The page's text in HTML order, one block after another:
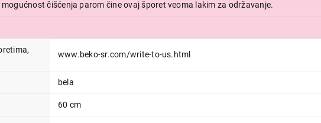
čišćenja parom čine ovaj šporet veoma lakim za održavanje.
www.beko-sr.com/write-to-us.html
bela
60 cm